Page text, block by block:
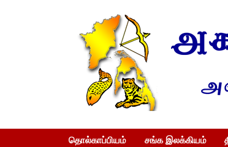
தொல்காப்பியம் சங்க இலக்கியம்